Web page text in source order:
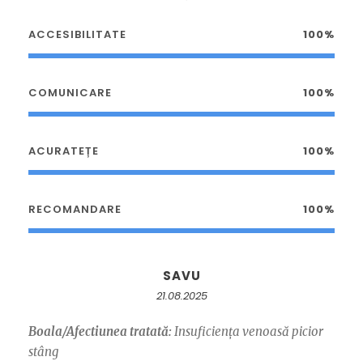
ACCESIBILITATE 100%
COMUNICARE 100%
ACURATEȚE 100%
RECOMANDARE 100%
SAVU
21.08.2025
Boala/Afectiunea tratată: Insuficiența venoasă picior
stâng